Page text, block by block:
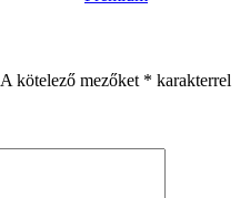
A kötelező mezőket * karakterrel